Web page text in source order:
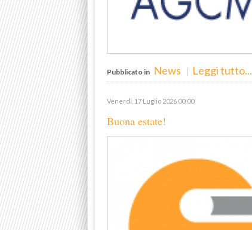
Pubblicato in News Leggi tutto...
Venerdì, 17 Luglio 2026 00:00
Buona estate!